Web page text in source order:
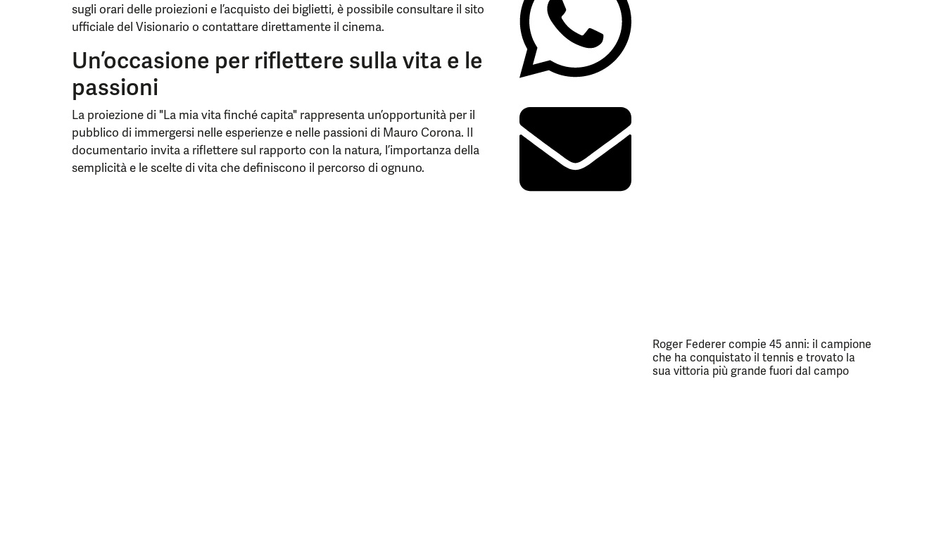
sugli orari delle proiezioni e l’acquisto dei biglietti, è possibile consultare il sito
ufficiale del Visionario o contattare direttamente il cinema.
Un’occasione per riflettere sulla vita e le
passioni
La proiezione di "La mia vita finché capita" rappresenta un’opportunità per il
pubblico di immergersi nelle esperienze e nelle passioni di Mauro Corona. Il
documentario invita a riflettere sul rapporto con la natura, l’importanza della
semplicità e le scelte di vita che definiscono il percorso di ognuno.
Roger Federer compie 45 anni: il campione
che ha conquistato il tennis e trovato la
sua vittoria più grande fuori dal campo